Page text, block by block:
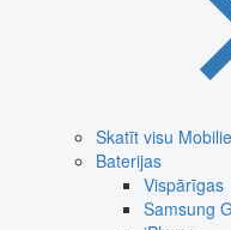
Skatīt visu
Baterijas
Vispārīgas
Samsung